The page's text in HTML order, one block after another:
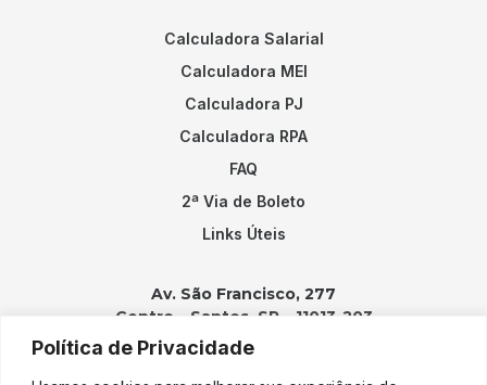
Política de Privacidade
Calculadora Salarial
Calculadora MEI
Calculadora PJ
Calculadora RPA
FAQ
2ª Via de Boleto
Links Úteis
Av. São Francisco, 277
Centro – Santos, SP – 11013-203
Contatos: